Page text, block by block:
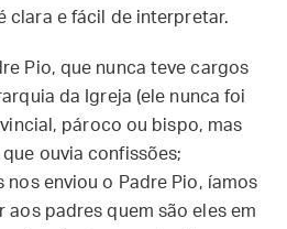
clara e fácil de interpretar.
Pio, que nunca teve cargos
da Igreja (ele nunca foi
pároco ou bispo, mas
ouvia confissões;
nos enviou o Padre Pio, íamos
aos padres quem são eles em